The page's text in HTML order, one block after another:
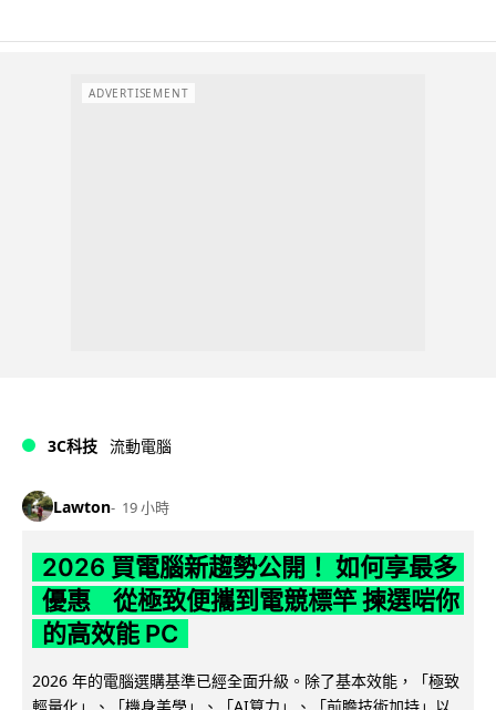
ADVERTISEMENT
3C科技 流動電腦
Lawton 19 小時
2026 買電腦新趨勢公開！ 如何享最多
優惠 從極致便攜到電競標竿 揀選啱你
的高效能 PC
2026 年的電腦選購基準已經全面升級。除了基本效能，「極致